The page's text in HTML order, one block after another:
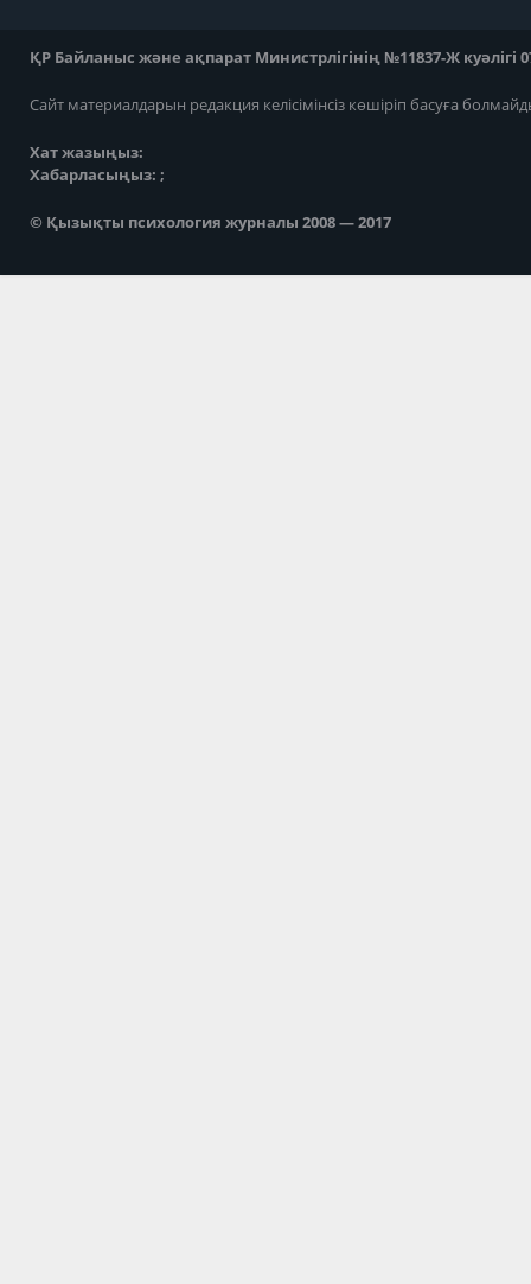
ҚР Байланыс және ақпарат Министрлігінің №11837-Ж куәлігі
Сайт материалдарын редакция келісімінсіз көшіріп басуға
Хат жазыңыз:
Хабарласыңыз: ;
© Қызықты психология журналы 2008 — 2017